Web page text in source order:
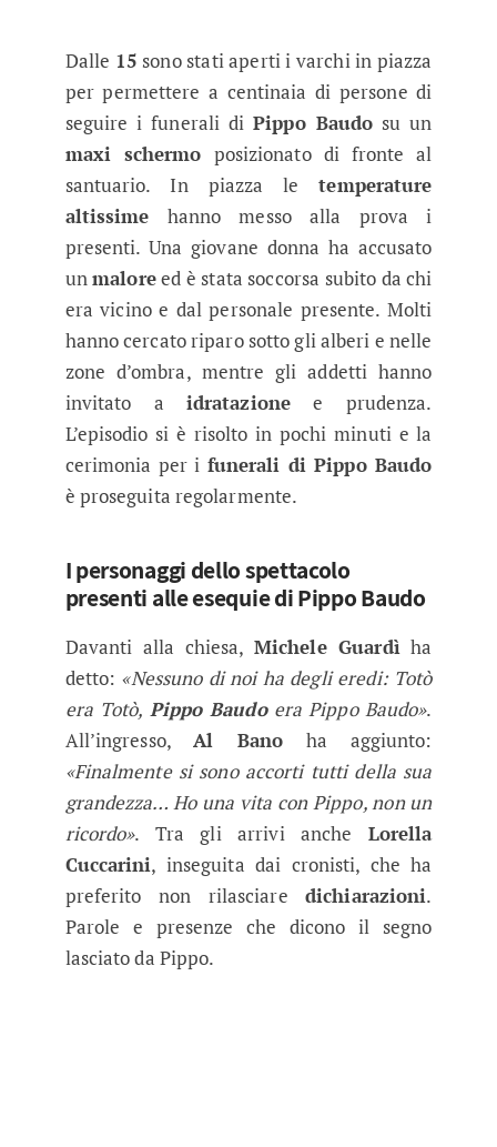
Dalle 15 sono stati aperti i varchi in piazza
per permettere a centinaia di persone di
seguire i funerali diPippo Baudo su un
maxi schermo posizionato di fronte al
santuario. In piazza letemperature
altissime hanno messo alla prova i
presenti. Una giovane donna ha accusato
unmaloreed è stata soccorsa subito da chi
era vicino e dal personale presente. Molti
hanno cercato riparo sotto gli alberi e nelle
zone d’ombra, mentre gli addetti hanno
invitato a idratazione e prudenza.
L’episodio si è risolto in pochi minuti e la
cerimonia per i funerali di Pippo Baudo
è proseguita regolarmente.
I personaggi dello spettacolo
presenti alle esequie di Pippo Baudo
Davanti alla chiesa, Michele Guardìha
detto: «Nessuno di noi ha degli eredi: Totò
era Totò, Pippo Baudoera Pippo Baudo».
All’ingresso,Al Bano ha aggiunto:
«Finalmente si sono accorti tutti della sua
grandezza… Ho una vita con Pippo, non un
ricordo». Tra gli arrivi anche Lorella
Cuccarini, inseguita dai cronisti, che ha
preferito non rilasciaredichiarazioni.
Parole e presenze che dicono il segno
lasciato da Pippo.